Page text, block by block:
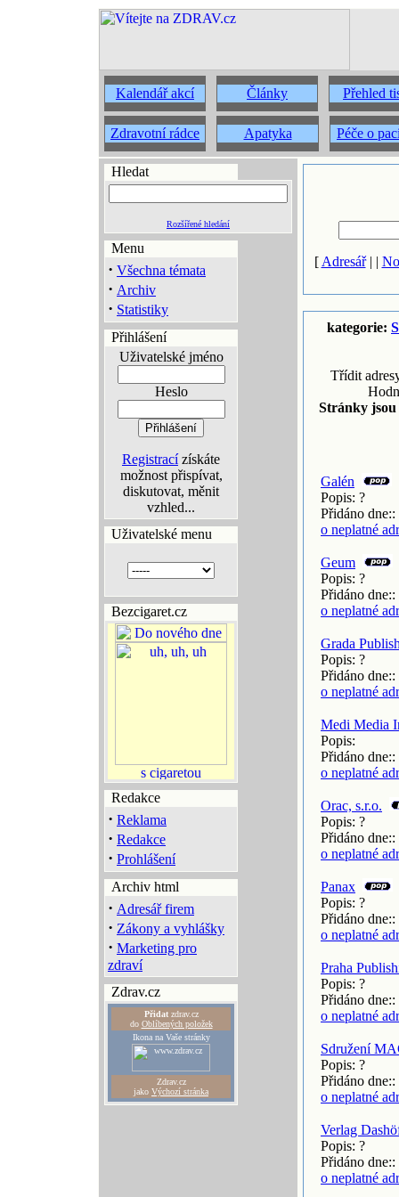
Kalendář akcí Články Přehled
Zdravotní rádce Apatyka Péče o
Hledat
Rozšířené hledání
Menu
· Všechna témata
· Archiv
· Statistiky
Přihlášení
Uživatelské jméno
Heslo
Registracízískáte
možnost přispívat,
diskutovat, měnit
vzhled...
Uživatelské menu
Bezcigaret.cz
Redakce
· Reklama
· Redakce
· Prohlášení
Archiv html
· Adresář firem
· Zákony a vyhlášky
· Marketing pro
zdraví
Zdrav.cz
Přidatzdrav.cz
do Oblíbených položek
Ikona na Vaše stránky
Zdrav.cz
jako Výchozí stránka
[ Adresář| |
kategorie:
Třídit
Stránky jsou
Galén
Popis: ?
Přidáno
o neplatné
Geum
Popis: ?
Přidáno
o neplatné
Grada
Popis: ?
Přidáno
o neplatné
Medi Media
Popis:
Přidáno
o neplatné
Orac, s.r.o.
Popis: ?
Přidáno
o neplatné
Panax
Popis: ?
Přidáno
o neplatné
Praha
Popis: ?
Přidáno
o neplatné
Sdružení
Popis: ?
Přidáno
o neplatné
Verlag
Popis: ?
Přidáno
o neplatné